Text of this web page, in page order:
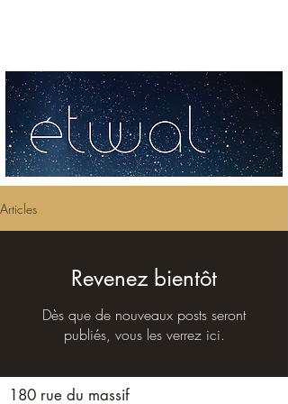
Articles
Revenez bientôt
Dès que de nouveaux posts seront
publiés, vous les verrez ici.
180 rue du massif